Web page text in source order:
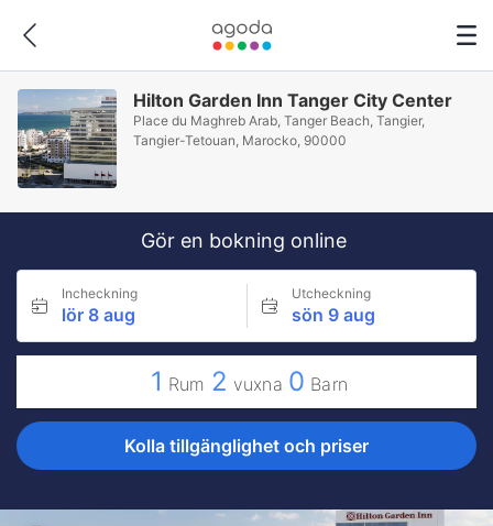
Hilton Garden Inn Tanger City Center
Place du Maghreb Arab, Tanger Beach, Tangier,
Tangier-Tetouan, Marocko, 90000
Gör en bokning online
Incheckning
lör 8 aug
Utcheckning
sön 9 aug
1 Rum 2 vuxna 0 Barn
Kolla tillgänglighet och priser